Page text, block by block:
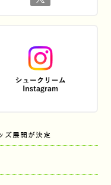
ズ展開が決定